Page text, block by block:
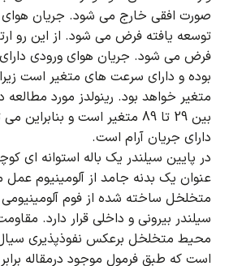
صورت افقی خارج می شود. جریان
توسعه یافته فرض می شود. از این رو
فرض می شود.
بوده و دارای سرعت های متغیر است
متغیر خواهد بود. رینولدز مورد
بین 29 تا 89 متغیر است و
دارای جریان آرام است.
در پایین سیلندر یک باله استوانه ای
عنوان یک بدنه جامد از آلومینیوم
متخلخل ساخته شده از فوم
سیلندر بیرونی و داخلی قرار دارد.
محیط متخلخل برعکس نفوذپذیری